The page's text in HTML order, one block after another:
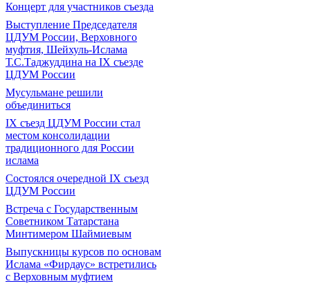
Концерт для участников съезда
Выступление Председателя
ЦДУМ России, Верховного
муфтия, Шейхуль-Ислама
Т.С.Таджуддина на IX съезде
ЦДУМ России
Мусульмане решили
объединиться
IX съезд ЦДУМ России стал
местом консолидации
традиционного для России
ислама
Состоялся очередной IX съезд
ЦДУМ России
Встреча с Государственным
Советником Татарстана
Минтимером Шаймиевым
Выпускницы курсов по основам
Ислама «Фирдаус» встретились
с Верховным муфтием